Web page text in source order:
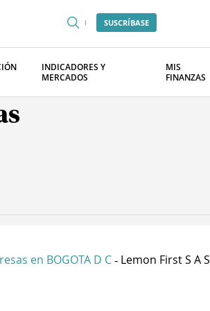
SUSCRÍBASE
INDICADORES Y
MERCADOS
MIS
FINANZAS
en BOGOTA D C - Lemon First S A S